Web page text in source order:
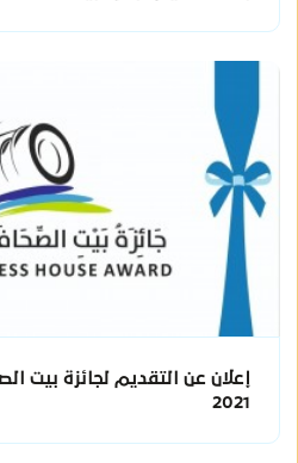
إعلان عن التقديم لجائزة بيت
2021